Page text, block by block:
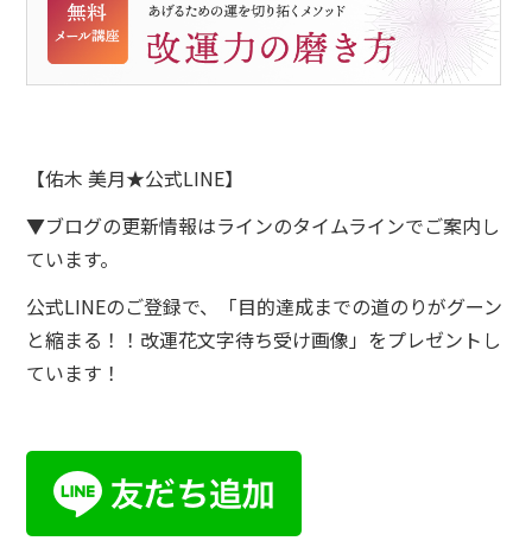
【佑木 美月★公式LINE】
▼ブログの更新情報はラインのタイムラインでご案内し
ています。
公式LINEのご登録で、「目的達成までの道のりがグーン
と縮まる！！改運花文字待ち受け画像」をプレゼントし
ています！